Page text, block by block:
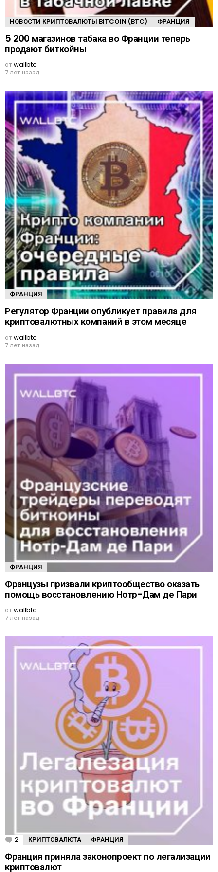
НОВОСТИ КРИПТОВАЛЮТЫ BITCOIN (BTC) ФРАНЦИЯ
5 200 магазинов табака во Франции теперь
продают биткойны
отwallbtc
7 лет назад
ФРАНЦИЯ
Регулятор Франции опубликует правила для
криптовалютных компаний в этом месяце
отwallbtc
7 лет назад
ФРАНЦИЯ
Французы призвали криптообщество оказать
помощь восстановлению Нотр-Дам де Пари
отwallbtc
7 лет назад
2
м
м
е
КРИПТОВАЛЮТА ФРАНЦИЯ
Франция приняла законопроект по легализации
криптовалют